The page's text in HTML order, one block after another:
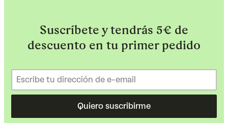
Suscríbete y tendrás 5€ de
descuento en tu primer pedido
Quiero suscribirme